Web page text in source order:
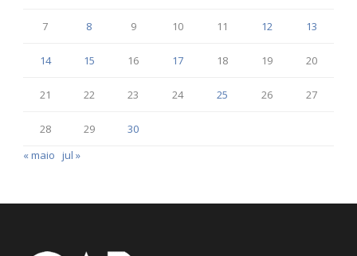
7 8 9 10 11 12 13
14 15 16 17 18 19 20
21 22 23 24 25 26 27
28 29
30
« maio jul »